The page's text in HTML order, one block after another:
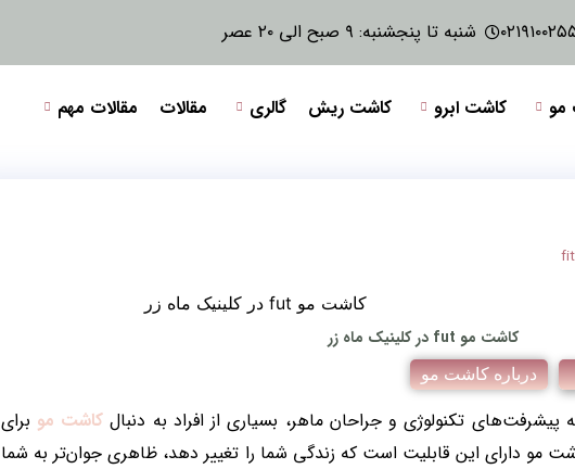
شنبه تا پنجشنبه: ۹ صبح الی ۲۰ عصر
مو کاشت ابرو کاشت ریش گالری مقالات مقالات مهم
کاشت مو fut در کلینیک ماه زر
درباره کاشت مو
پیشرفت‌های تکنولوژی و جراحان ماهر، بسیاری از افراد به دنبال کاشت مو برای
مو دارای این قابلیت است که زندگی شما را تغییر دهد، ظاهری جوان‌تر به شما